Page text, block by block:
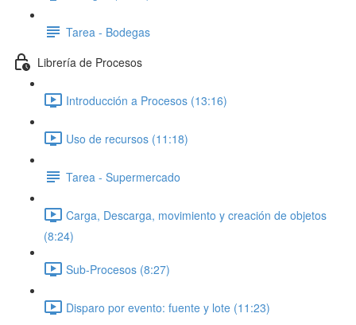
Tarea - Bodegas
Librería de Procesos
Introducción a Procesos (13:16)
Uso de recursos (11:18)
Tarea - Supermercado
Carga, Descarga, movimiento y creación de objetos
(8:24)
Sub-Procesos (8:27)
Disparo por evento: fuente y lote (11:23)